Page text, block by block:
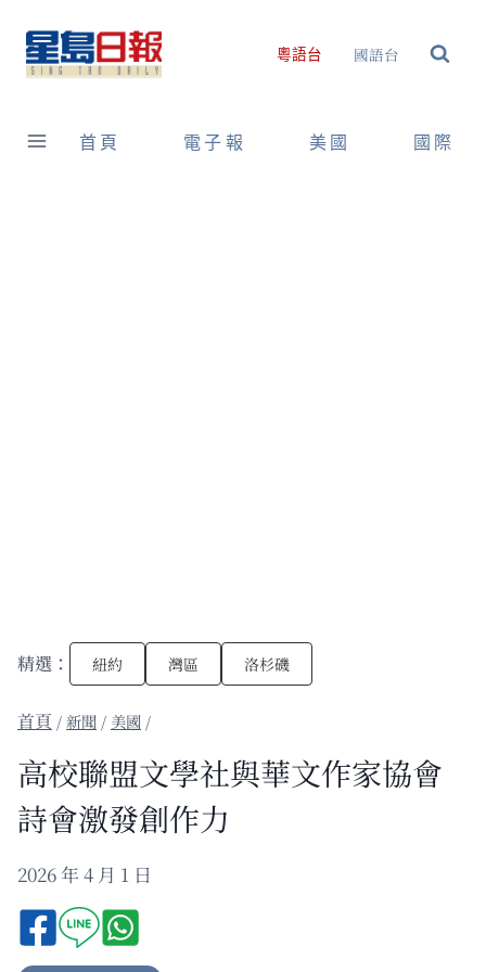
content
粵語台 國語台
首頁 電子報 美國 國際
精選： 紐約 灣區 洛杉磯
/新聞 / 美國 /
高校聯盟文學社與華文作家協會
詩會激發創作力
2026 年 4 月 1 日